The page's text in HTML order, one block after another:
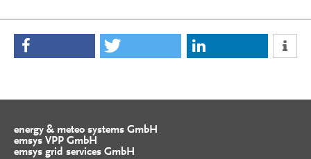
energy & meteo systems GmbH
emsys VPP GmbH
emsys grid services GmbH